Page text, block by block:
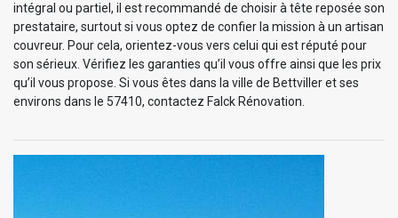
intégral ou partiel, il est recommandé de choisir à tête reposée son
prestataire, surtout si vous optez de confier la mission à un artisan
couvreur. Pour cela, orientez-vous vers celui qui est réputé pour
son sérieux. Vérifiez les garanties qu’il vous offre ainsi que les prix
qu’il vous propose. Si vous êtes dans la ville de Bettviller et ses
environs dans le 57410, contactez Falck Rénovation.